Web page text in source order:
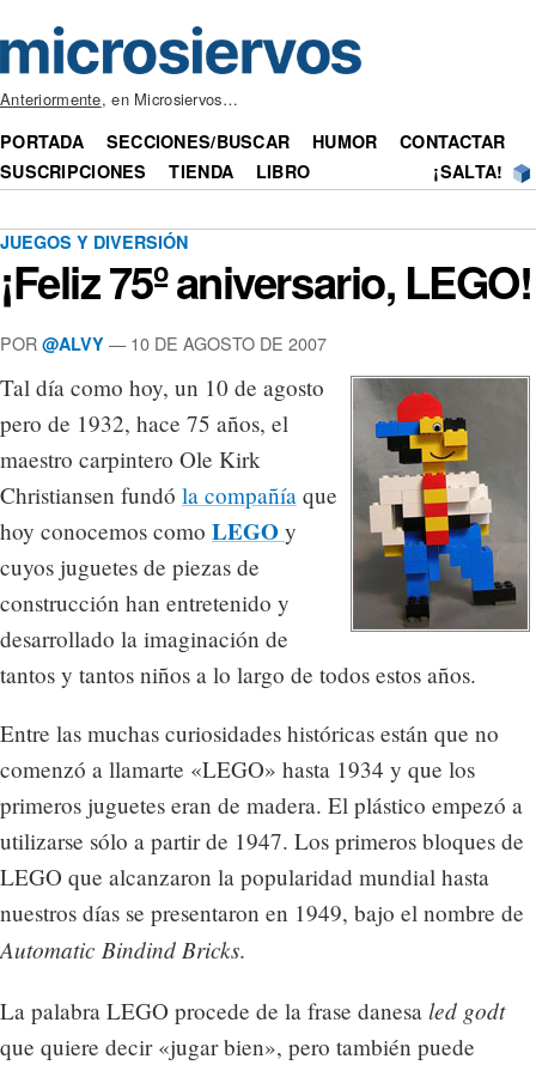
Anteriormente, en Microsiervos…
PORTADA SECCIONES/BUSCAR HUMOR
CONTACTAR
SUSCRIPCIONES
TIENDA LIBRO ¡SALTA!
JUEGOS Y DIVERSIÓN
¡Feliz 75º aniversario, LEGO!
POR @ALVY — 10 DE AGOSTO DE 2007
Tal día como hoy, un 10 de agosto
pero de 1932, hace 75 años, el
maestro carpintero Ole Kirk
Christiansen fundó la compañía que
hoy conocemos como LEGO y
cuyos juguetes de piezas de
construcción han entretenido y
desarrollado la imaginación de
tantos y tantos niños a lo largo de todos estos años.
Entre las muchas curiosidades históricas están que no
comenzó a llamarte «LEGO» hasta 1934 y que los
primeros juguetes eran de madera. El plástico empezó a
utilizarse sólo a partir de 1947. Los primeros bloques de
LEGO que alcanzaron la popularidad mundial hasta
nuestros días se presentaron en 1949, bajo el nombre de
Automatic Bindind Bricks.
La palabra LEGO procede de la frase danesa led godt
que quiere decir «jugar bien», pero también puede